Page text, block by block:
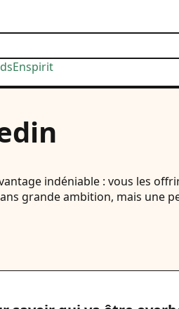
Enspirit
indéniable : vous les
grande ambition, mais une